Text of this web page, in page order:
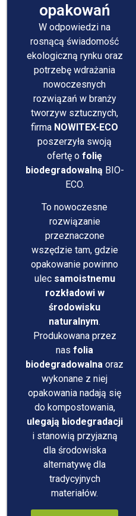
opakowań
W odpowiedzi na
rosnącą świadomość
ekologiczną rynku oraz
potrzebę wdrażania
nowoczesnych
rozwiązań w branży
tworzyw sztucznych,
firma NOWITEX-ECO
poszerzyła swoją
ofertę o folię
biodegradowalną BIO-
ECO.
To nowoczesne
rozwiązanie
przeznaczone
wszędzie tam, gdzie
opakowanie powinno
ulec samoistnemu
rozkładowi w
środowisku
naturalnym.
Produkowana przez
nasfolia
biodegradowalna oraz
wykonane z niej
opakowania nadają się
do kompostowania,
ulegają biodegradacji
i stanowią przyjazną
dla środowiska
alternatywę dla
tradycyjnych
materiałów.